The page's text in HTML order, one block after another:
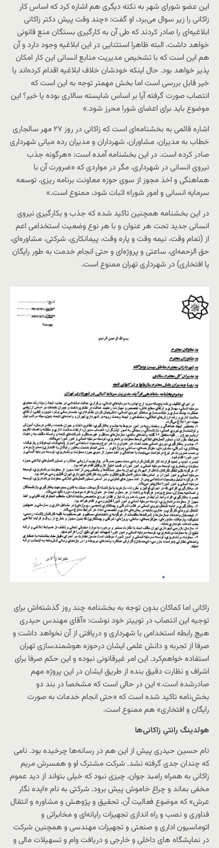
این عضو شورای شهر به نکته دیگری هم اشاره کرد که اساس کار
زاکانی را زیر سوال می‌برد، او گفت: «چند وقت پیش دکتر زاکانی
ابلاغیه‌ای را صادر کردند که طی آن به کارگیری بستگان منع قانونی
خواهد داشت، البته ظاهرا استثنایی در این ابلاغیه وجود دارد و آن
هم این است که با تشخیص مدیریت منابع انسانی این کار امکان
پذیر خواهد بود. حال اینکه خودشان خلاف ابلاغیه اقدام کرده‌اند یا
خیر قابل بررسی است اما بخش مهمتر توجه به این است که
انتصاب صورت گرفته آیا بر اساس شایسته سالاری بوده یا خیر؟ این
موضوع باید برای اعضای شورا محرز شود.»
اشاره قائمی به بخشنامه­‌ای­ است که زاکانی در روز ۲۷ مهر سالجاری
خطاب به مدیران، مشاوران، شهرداران و مدیران رده میانی شهرداری
صادر کرده است. در این بخشنامه­ آمده است: «هرگونه جذب
نیروی انسانی در شهرداری، مگر در مواردی که «ضرورت آن با
هماهنگی و اخذ مجوز از سوی حوزه معاونت برنامه ریزی، توسعه
سرمایه انسانی و امور شورا» اثبات شود، ممنوع است.»
در این بخشنامه همچنین تاکید شده که جذب و بکارگیری نیروی
انسانی جدید تحت هر عنوان و با هر نوع وضعیت استخدامی اعم
از (تمام وقت، نیمه وقت و پاره وقت، پیمانکاری، شرکتی، مشاوره‌ای،
حق الزحمه‌ای، ساعتی و پروژه‌ای و حتی انجام خدمت به طور رایگان
یا افتخاری) در شهرداری تهران ممنوع است.
زاکانی اما کماکان بدون توجه به بخشنامه چند روز گذشته‌اش برای
توجیه این انتصاب در توییتر خود نوشت: «آقای مهندس حیدری
هیچ رابطه استخدامی با شهرداری و دریافتی از آن نخواهد داشت و
صرفا از تجربه و دانش علمی ایشان درحوزه هوشمندسازی تهران
استفاده خواهم‌کرد. این امر غیرقانونی نبوده و این حکم صرفا برای
اشراف و نظارت دقیق بنده از طریق ایشان در این پروژه مهم
صادرشده‌ است.» این در حالی است که مشخصا در بند دو
بخش‌نامه تاکید شده است که «حتی انجام خدمات به صورت
رایگان و افتخاری» هم ممنوع است.
هولدینگ رانتیِ زاکانی‌ها
نام حسین حیدری پیش از این هم در رسانه‌­ها چرخیده بود. نامی
که چندان جدی گرفته نشد. شرکت مشترک او و همسرش مریم
زاکانی به همراه رامبد جوان، چیزی نبود که خیلی بتواند از دید عموم
مخفی بماند و چراغ خاموش پیش برود. شرکتی به نام «ایده نگار
عرش» که موضوع فعالیت آن، تحقیق و پژوهش و مشاوره و انتقال
فناوری و نصب و راه اندازی تجهیزات رایانه‌ای و مخابراتی و
اتوماسیون اداری و صنعتی و تجهیزات مهندسی و همچنین شرکت
در نمایشگاه های داخلی و خارجی و دریافت وام و تسهیلات مالی و